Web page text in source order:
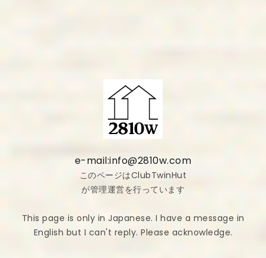
e-mail:info@2810w.com
このページはClubTwinHut
が管理運営を行っています
This page is only in Japanese. I have a message in
English but I can't reply. Please acknowledge.